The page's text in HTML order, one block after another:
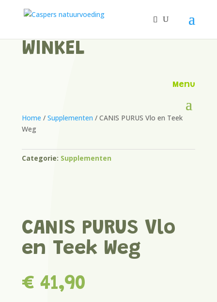
WINKEL
Menu
Home / Supplementen / CANIS PURUS Vlo en Teek
Weg
Categorie: Supplementen
CANIS PURUS Vlo
en Teek Weg
€41,90